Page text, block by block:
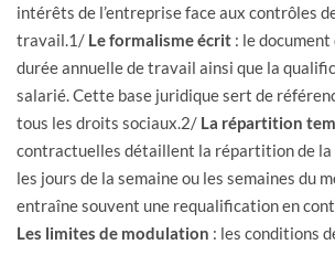
intérêts de l’entreprise face aux contrôles
travail.1/ Le formalisme écrit : le
durée annuelle de travail ainsi que la
salarié. Cette base juridique sert de
tous les droits sociaux.2/ La répartition
contractuelles détaillent la répartition de
les jours de la semaine ou les semaines du
entraîne souvent une requalification en
Les limites de modulation : les conditions